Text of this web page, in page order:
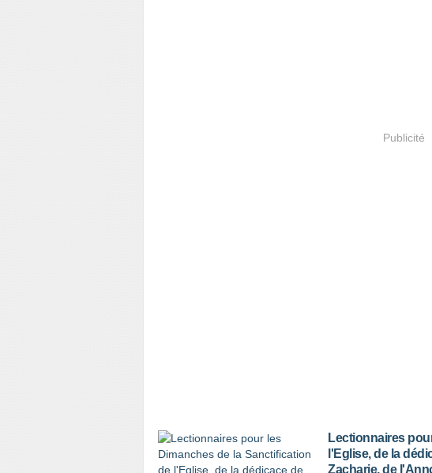
Publicité
Lectionnaires
l'Eglise, de la
Zacharie, de